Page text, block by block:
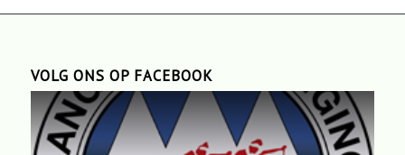
VOLG ONS OP FACEBOOK